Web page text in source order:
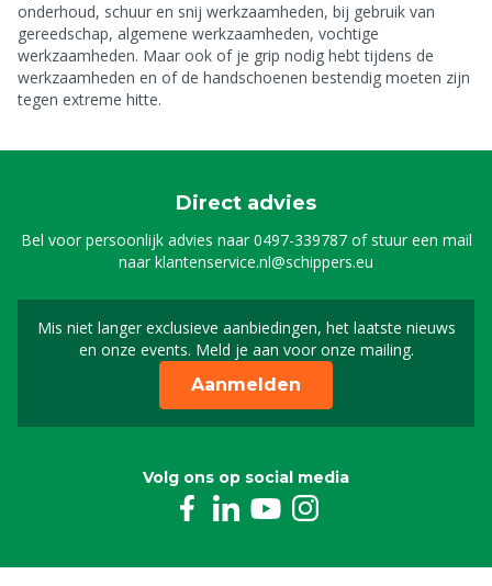
onderhoud, schuur en snij werkzaamheden, bij gebruik van
gereedschap, algemene werkzaamheden, vochtige
werkzaamheden. Maar ook of je grip nodig hebt tijdens de
werkzaamheden en of de handschoenen bestendig moeten zijn
tegen extreme hitte.
Direct advies
Bel voor persoonlijk advies naar0497-339787of stuur een mail
naarklantenservice.nl@schippers.eu
Mis niet langer exclusieve aanbiedingen, het laatste nieuws
en onze events. Meld je aan voor onze mailing.
Schrijf je in voor onze
Aanmelden
Volg ons op social media